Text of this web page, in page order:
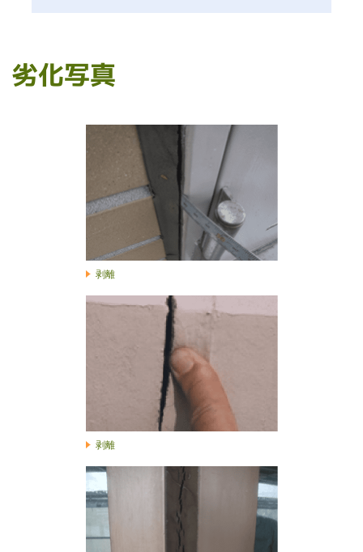
劣化写真
剥離
剥離